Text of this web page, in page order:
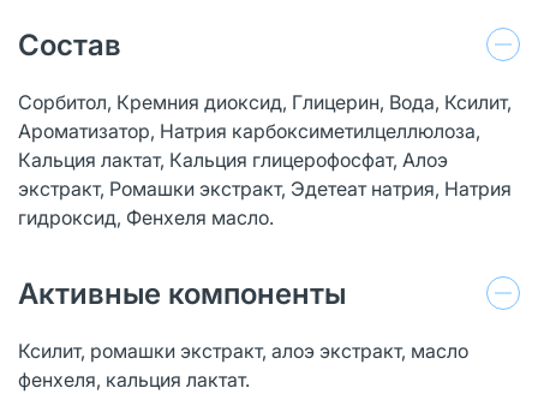
Состав
Сорбитол, Кремния диоксид, Глицерин, Вода, Ксилит,
Ароматизатор, Натрия карбоксиметилцеллюлоза,
Кальция лактат, Кальция глицерофосфат, Алоэ
экстракт, Ромашки экстракт, Эдетеат натрия, Натрия
гидроксид, Фенхеля масло.
Активные компоненты
Ксилит, ромашки экстракт, алоэ экстракт, масло
фенхеля, кальция лактат.